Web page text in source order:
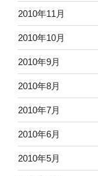
2010年11月
2010年10月
2010年9月
2010年8月
2010年7月
2010年6月
2010年5月